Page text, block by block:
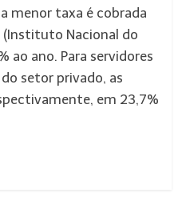
menor taxa é cobrada
(Instituto Nacional do
ao ano. Para servidores
setor privado, as
em 23,7%